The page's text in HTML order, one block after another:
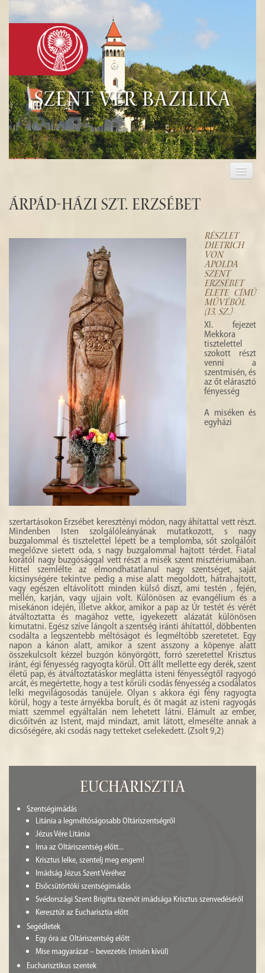
Szent Vér Bazilika
KEGYHELY
Árpád-házi Szt. Erzsébet
RÉSZLET
DIETRICH
VON
APOLDA
SZENT
ERZSÉBET
ÉLETE CÍMŰ
MŰVÉBŐL
(13. SZ.)
XI. fejezet
Mekkora
tisztelettel
szokott részt
venni a
szentmisén, és
az őt elárasztó
fényesség
A miséken és
egyházi
szertartásokon Erzsébet keresztényi módon, nagy áhítattal vett részt.
Mindenben Isten szolgálóleányának mutatkozott, s nagy
buzgalommal és tisztelettel lépett be a templomba, sőt szolgálóit
megelőzve sietett oda, s nagy buzgalommal hajtott térdet. Fiatal
korától nagy buzgósággal vett részt a misék szent misztériumában.
Hittel szemlélte az elmondhatatlanul nagy szentséget, saját
kicsinységére tekintve pedig a mise alatt megoldott, hátrahajtott,
vagy egészen eltávolított minden külső díszt, ami testén , fején,
mellén, karján, vagy ujjain volt. Különösen az evangélium és a
misekánon idején, illetve akkor, amikor a pap az Úr testét és vérét
átváltoztatta és magához vette, igyekezett alázatát különösen
kimutatni. Egész szíve lángolt a szentség iránti áhítattól, döbbenten
csodálta a legszentebb méltóságot és legméltóbb szeretetet. Egy
napon a kánon alatt, amikor a szent asszony a köpenye alatt
összekulcsolt kézzel buzgón könyörgött, forró szeretettel Krisztus
iránt, égi fényesség ragyogta körül. Ott állt mellette egy derék, szent
életű pap, és átváltoztatáskor meglátta isteni fényességtől ragyogó
arcát, és megértette, hogy a test körüli csodás fényesség a csodálatos
lelki megvilágosodás tanújele. Olyan s akkora égi fény ragyogta
körül, hogy a teste árnyékba borult, és őt magát az isteni ragyogás
miatt szemmel egyáltalán nem lehetett látni. Elámult az ember,
dicsőítvén az Istent, majd mindazt, amit látott, elmesélte annak a
dicsőségére, aki csodás nagy tetteket cselekedett. (Zsolt 9,2)
Eucharisztia
Szentségimádás
Litánia a legméltóságosabb Oltáriszentségről
Jézus Vére Litánia
Ima az Oltáriszentség előtt...
Krisztus lelke, szentelj meg engem!
Imádság Jézus Szent Véréhez
Elsőcsütörtöki szentségimádás
Svédországi Szent Brigitta tizenöt imádsága Krisztus szenvedéséről
Keresztút az Eucharisztia előtt
Segédletek
Egy óra az Oltáriszentség előtt
Mise magyarázat – bevezetés (misén kívül)
Eucharisztikus szentek